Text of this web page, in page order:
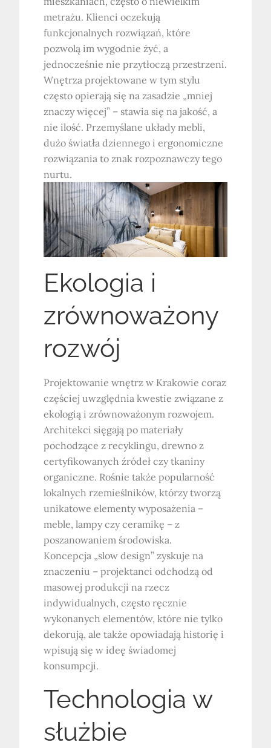
metrażu. Klienci oczekują
funkcjonalnych rozwiązań, które
pozwolą im wygodnie żyć, a
jednocześnie nie przytłoczą przestrzeni.
Wnętrza projektowane w tym stylu
często opierają się na zasadzie „mniej
znaczy więcej” – stawia się na jakość, a
nie ilość. Przemyślane układy mebli,
dużo światła dziennego i ergonomiczne
rozwiązania to znak rozpoznawczy tego
nurtu.
Ekologia i
zrównoważony
rozwój
Projektowanie wnętrz w Krakowie coraz
częściej uwzględnia kwestie związane z
ekologią i zrównoważonym rozwojem.
Architekci sięgają po materiały
pochodzące z recyklingu, drewno z
certyfikowanych źródeł czy tkaniny
organiczne. Rośnie także popularność
lokalnych rzemieślników, którzy tworzą
unikatowe elementy wyposażenia –
meble, lampy czy ceramikę – z
poszanowaniem środowiska.
Koncepcja „slow design” zyskuje na
znaczeniu – projektanci odchodzą od
masowej produkcji na rzecz
indywidualnych, często ręcznie
wykonanych elementów, które nie tylko
dekorują, ale także opowiadają historię i
wpisują się w ideę świadomej
konsumpcji.
Technologia w
służbie